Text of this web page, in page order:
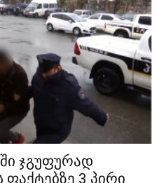
ჯგუფურად
3 პირი